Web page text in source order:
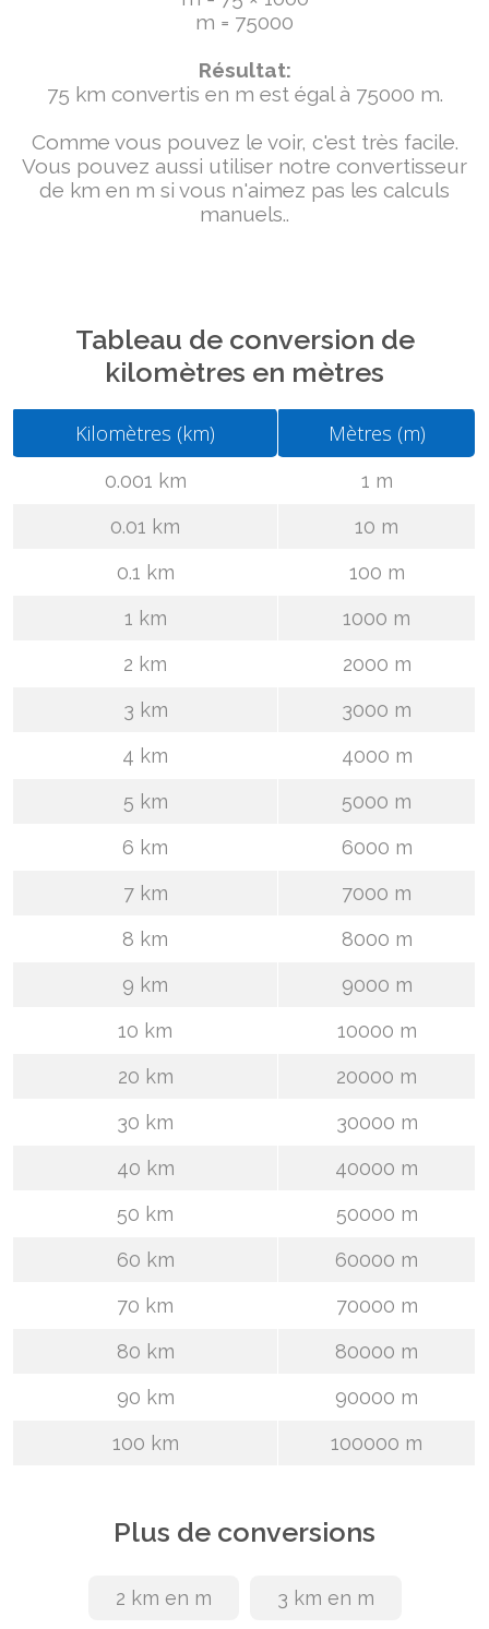
m = 75000
Résultat:
75 km convertis en m est égal à 75000 m.
Comme vous pouvez le voir, c'est très facile.
Vous pouvez aussi utiliser notre convertisseur
de km en m si vous n'aimez pas les calculs
manuels..
Tableau de conversion de
kilomètres en mètres
Kilomètres (km) Mètres (m)
0.001 km
1 m
0.01 km
10 m
0.1 km
100 m
1 km
1000 m
2 km
2000 m
3 km
3000 m
4 km
4000 m
5 km
5000 m
6 km
6000 m
7 km
7000 m
8 km
8000 m
9 km
9000 m
10 km
10000 m
20 km
20000 m
30 km
30000 m
40 km
40000 m
50 km
50000 m
60 km
60000 m
70 km
70000 m
80 km
80000 m
90 km
90000 m
100 km
100000 m
Plus de conversions
2 km en m 3 km en m